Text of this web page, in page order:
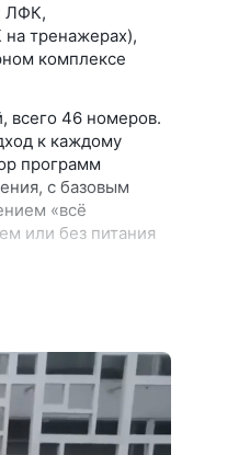
ЛФК,
тренажерах),
комплексе
всего 46 номеров.
к каждому
программ
с базовым
«всё
или без питания
водой
корпусами —
улицу, чтобы
и столовую